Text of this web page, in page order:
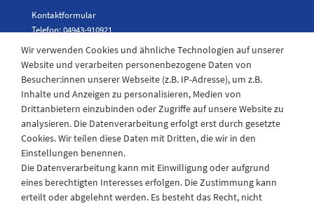
Kontaktformular
Telefon: 04943-910921
Laden Öffnungszeiten
Montag - Freitag
08:30 - 12:30 und 13.00 - 17.30 Uhr
Samstags
08:30 bis 12:30 Uhr
Wir verwenden Cookies und ähnliche Technologien auf unserer
Website und verarbeiten personenbezogene Daten von
Besucher:innen unserer Webseite (z.B. IP-Adresse), um z.B.
Inhalte und Anzeigen zu personalisieren, Medien von
Drittanbietern einzubinden oder Zugriffe auf unsere Website zu
analysieren. Die Datenverarbeitung erfolgt erst durch gesetzte
Cookies. Wir teilen diese Daten mit Dritten, die wir in den
Einstellungen benennen.
Die Datenverarbeitung kann mit Einwilligung oder aufgrund
eines berechtigten Interesses erfolgen. Die Zustimmung kann
erteilt oder abgelehnt werden. Es besteht das Recht, nicht